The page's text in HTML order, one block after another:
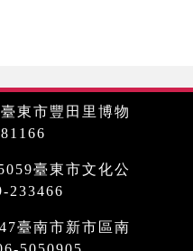
東市豐田里博物
臺東市文化公
233466
臺南市新市區南